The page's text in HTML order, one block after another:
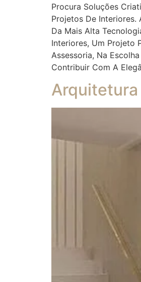
Procura Soluções
Projetos De Interiores.
Da Mais Alta
Interiores, Um Projeto
Assessoria, Na
Contribuir Com A
Arquitetura